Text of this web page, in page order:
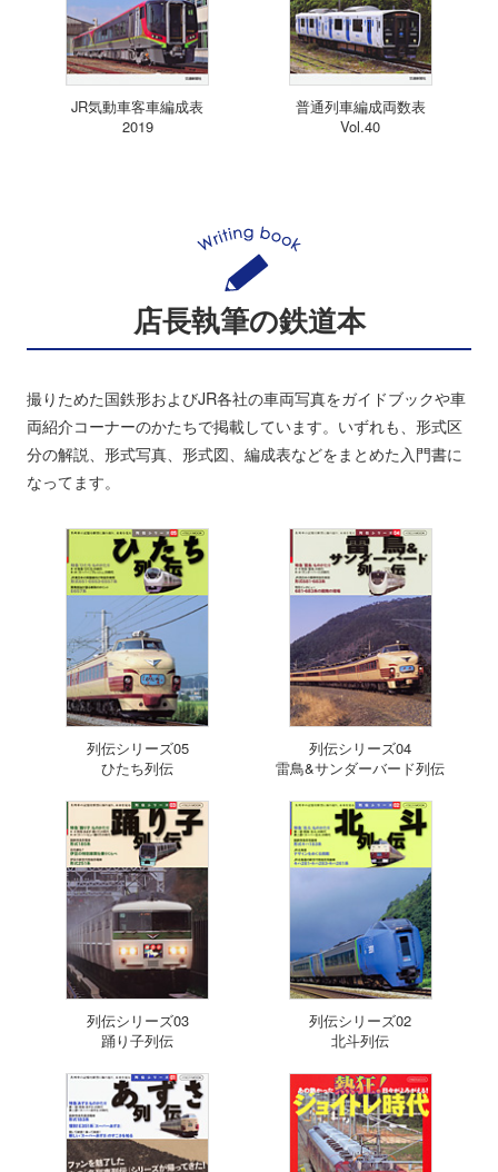
JR気動車客車編成表
2019
普通列車編成両数表
Vol.40
店長執筆の鉄道本
撮りためた国鉄形およびJR各社の車両写真をガイドブックや車
両紹介コーナーのかたちで掲載しています。いずれも、形式区
分の解説、形式写真、形式図、編成表などをまとめた入門書に
なってます。
列伝シリーズ05
ひたち列伝
列伝シリーズ04
雷鳥&サンダーバード列伝
列伝シリーズ03
踊り子列伝
列伝シリーズ02
北斗列伝